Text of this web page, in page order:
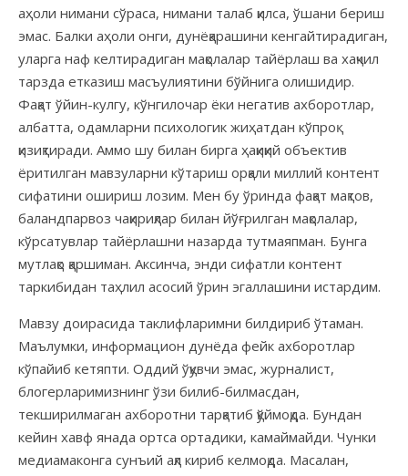
аҳоли нимани сўраса, нимани талаб қилса, ўшани бериш
эмас. Балки аҳоли онги, дунёқарашини кенгайтирадиган,
уларга наф келтирадиган мақолалар тайёрлаш ва хақчил
тарзда етказиш масъулиятини бўйнига олишидир.
Фақат ўйин-кулгу, кўнгилочар ёки негатив ахборотлар,
албатта, одамларни психологик жиҳатдан кўпроқ
қизиқтиради. Аммо шу билан бирга ҳақиқий объектив
ёритилган мавзуларни кўтариш орқали миллий контент
сифатини ошириш лозим. Мен бу ўринда фақат мақтов,
баландпарвоз чақириқлар билан йўғрилган мақолалар,
кўрсатувлар тайёрлашни назарда тутмаяпман. Бунга
мутлақо қаршиман. Аксинча, энди сифатли контент
таркибидан таҳлил асосий ўрин эгаллашини истардим.
Мавзу доирасида таклифларимни билдириб ўтаман.
Маълумки, информацион дунёда фейк ахборотлар
кўпайиб кетяпти. Оддий ўқувчи эмас, журналист,
блогерларимизнинг ўзи билиб-билмасдан,
текширилмаган ахборотни тарқатиб қўймоқда. Бундан
кейин хавф янада ортса ортадики, камаймайди. Чунки
медиамаконга сунъий ақл кириб келмоқда. Масалан,